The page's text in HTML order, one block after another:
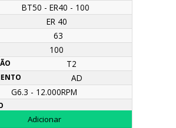
BT50 - ER40 - 100
ER 40
63
100
T2
AD
G6.3 - 12.000RPM